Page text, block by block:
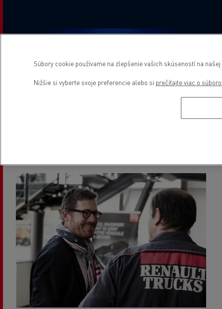
Súbory cookie používame na zlepšenie vašich skúseností na
Nižšie si vyberte svoje preferencie alebo si prečítajte viac o